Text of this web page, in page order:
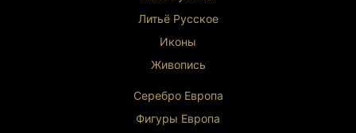
настоящее произведение искусства, несущее
глубокий духовный смысл. Изысканное
исполнение в сочетании с символическим
для ценителей восточной культуры и
Литьё Русское
Иконы
Живопись
Серебро Европа
Фигуры Европа